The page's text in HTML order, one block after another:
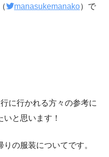
manasukemanako）で
に行かれる方々の参考に
と思います！
の服装についてです。